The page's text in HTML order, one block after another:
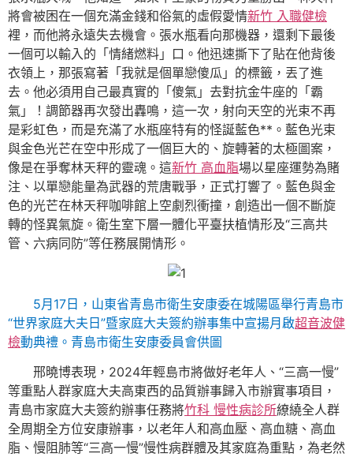
將會被困在一個充滿金錢和俗氣的虛假愛情新竹 入職健檢
裡，而他將永遠失去機會。張水瓶看向那機器，還剩下最後
一個可以輸入的「情緒燃料」口。他迅速撕下了貼在他背後
衣領上，那張寫著「我就是個單戀傻瓜」的標籤，丟了進
去。他必須用自己最真實的「傻氣」去對抗金牛座的「霸
氣」！調節器再次發出轟鳴，這一次，射向天空的光束不再
是彩虹色，而是充滿了水瓶座特有的怪誕藍色**。藍色光束
與金色光芒在空中形成了一個巨大的、旋轉著的太極圖案，
像是在爭奪林天秤的靈魂。這新竹 高血脂場以星座運勢為賭
注、以單戀能量為武器的荒唐戰爭，正式打響了。藍色與金
色的光芒在林天秤咖啡館上空劇烈衝撞，創造出一個不斷旋
轉的怪異氣旋。衛生室下層一體化平臺扶植情形及“三高共
管、六病同防”等任務展開情形。
5月17日，山東省青島市衛生安康委在城陽區舉行青島市
“世界家庭大夫日”暨家庭大夫簽約辦事集中宣揚月啟超音波健
檢動典禮。青島市衛生安康委員會供圖
邢曉博表現，2024年輕島市將做好老年人、“三高一慢”
等重點人群家庭大夫高東西的品質辦事歸入市辦實事項目，
青島市家庭大夫簽約辦事任務將竹科 慢性病診所繚繞全人群
全周期全方位安康辦事，以老年人和高血壓、高血糖、高血
脂、慢阻肺等“三高一慢”慢性病群體及其家庭為重點，為老然